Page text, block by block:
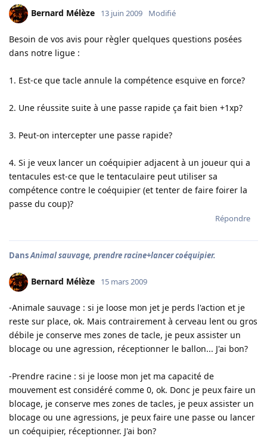
Bernard Mélèze 13 juin 2009 Modifié
Besoin de vos avis pour règler quelques questions posées
dans notre ligue :
1. Est-ce que tacle annule la compétence esquive en force?
2. Une réussite suite à une passe rapide ça fait bien +1xp?
3. Peut-on intercepter une passe rapide?
4. Si je veux lancer un coéquipier adjacent à un joueur qui a
tentacules est-ce que le tentaculaire peut utiliser sa
compétence contre le coéquipier (et tenter de faire foirer la
passe du coup)?
Répondre
DansAnimal sauvage, prendre racine+lancer coéquipier.
Bernard Mélèze 15 mars 2009
-Animale sauvage : si je loose mon jet je perds l'action et je
reste sur place, ok. Mais contrairement à cerveau lent ou gros
débile je conserve mes zones de tacle, je peux assister un
blocage ou une agression, réceptionner le ballon... J'ai bon?
-Prendre racine : si je loose mon jet ma capacité de
mouvement est considéré comme 0, ok. Donc je peux faire un
blocage, je conserve mes zones de tacles, je peux assister un
blocage ou une agressions, je peux faire une passe ou lancer
un coéquipier, réceptionner. J'ai bon?